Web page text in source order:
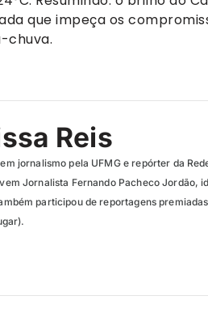
que impeça os
chuva.
Reis
jornalismo pela UFMG e repórter da
Jornalista Fernando Pacheco Jordão,
participou de reportagens